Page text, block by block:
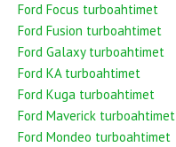
Ford Focus turboahtimet
Ford Fusion turboahtimet
Ford Galaxy turboahtimet
Ford KA turboahtimet
Ford Kuga turboahtimet
Ford Maverick turboahtimet
Ford Mondeo turboahtimet